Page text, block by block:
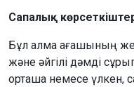
Сапалық
Бұл алма ағашының
және әйгілі дәмді
орташа немесе үлкен,